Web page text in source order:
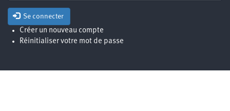
Se connecter
Créer un nouveau compte
Réinitialiser votre mot de passe